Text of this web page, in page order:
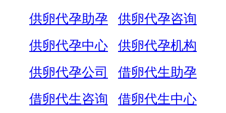
供卵代孕助孕
供卵代孕咨询
供卵代孕中心
供卵代孕机构
供卵代孕公司
借卵代生助孕
借卵代生咨询
借卵代生中心